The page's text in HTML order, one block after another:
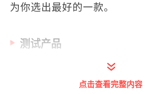
为你选出最好的一款。
测试产品
点击查看完整内容